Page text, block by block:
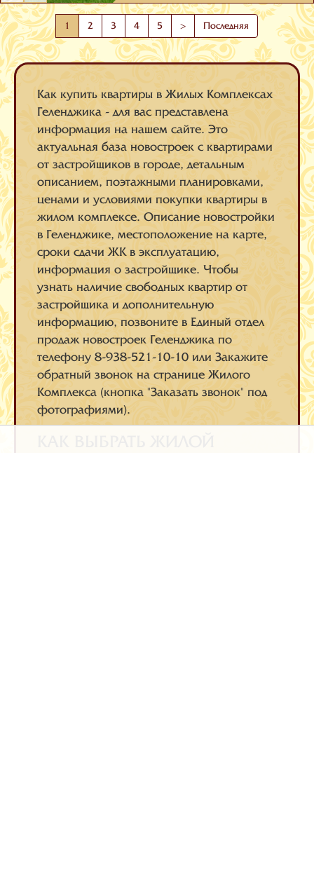
1 2 3 4 5 > Последняя
Как купить квартиры в Жилых Комплексах
Геленджика - для вас представлена
информация на нашем сайте. Это
актуальная база новостроек с квартирами
от застройщиков в городе, детальным
описанием, поэтажными планировками,
ценами и условиями покупки квартиры в
жилом комплексе. Описание новостройки
в Геленджике, местоположение на карте,
сроки сдачи ЖК в эксплуатацию,
информация о застройщике. Чтобы
узнать наличие свободных квартир от
застройщика и дополнительную
информацию, позвоните в Единый отдел
продаж новостроек Геленджика по
телефону 8-938-521-10-10 или Закажите
обратный звонок на странице Жилого
Комплекса (кнопка "Заказать звонок" под
фотографиями).